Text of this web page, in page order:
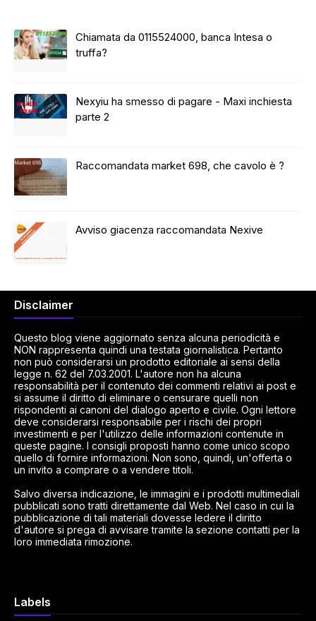
Chiamata da 0115524000, banca Intesa o
truffa?
Nexyiu ha smesso di pagare - Maxi inchiesta
parte 2
Raccomandata market 698, che cavolo è ?
Avviso giacenza raccomandata Nexive
Disclaimer
Questo blog viene aggiornato senza alcuna periodicità e
NON rappresenta quindi una testata giornalistica. Pertanto
non può considerarsi un prodotto editoriale ai sensi della
legge n. 62 del 7.03.2001. L'autore non ha alcuna
responsabilità per il contenuto dei commenti relativi ai post e
si assume il diritto di eliminare o censurare quelli non
rispondenti ai canoni del dialogo aperto e civile. Ogni lettore
deve considerarsi responsabile per i rischi dei propri
investimenti e per l'utilizzo delle informazioni contenute in
queste pagine. I consigli proposti hanno come unico scopo
quello di fornire informazioni. Non sono, quindi, un'offerta o
un invito a comprare o a vendere titoli.
Salvo diversa indicazione, le immagini e i prodotti multimediali
pubblicati sono tratti direttamente dal Web. Nel caso in cui la
pubblicazione di tali materiali dovesse ledere il diritto
d'autore si prega di avvisare tramite la sezione contatti per la
loro immediata rimozione.
Labels